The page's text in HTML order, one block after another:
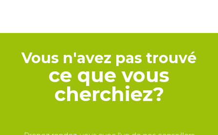
Vous n'avez pas trouvé
ce que vous
cherchiez?